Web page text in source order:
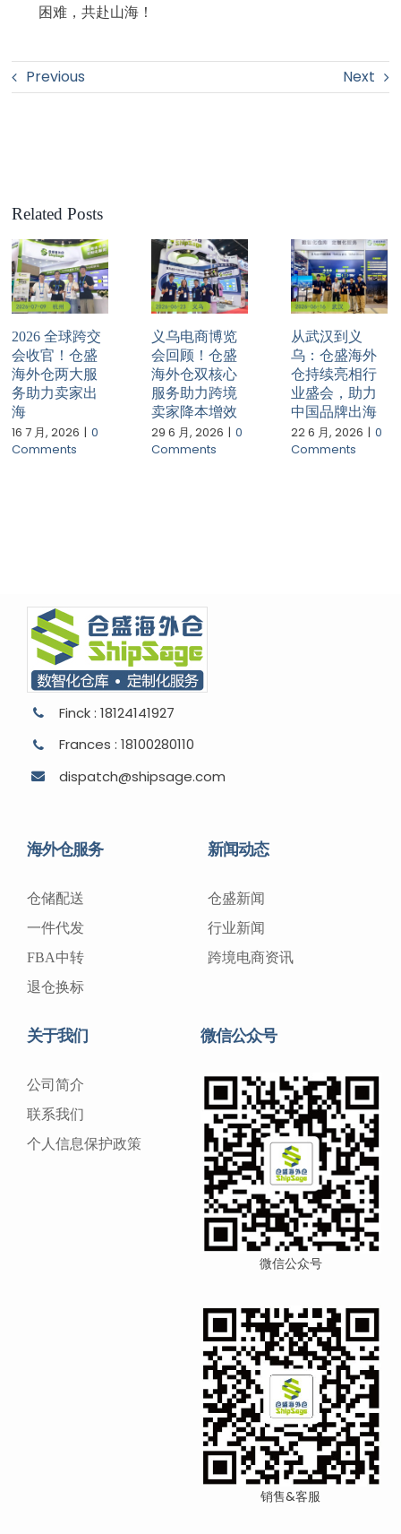
困难，共赴山海！
Previous Next
Related Posts
2026 全球跨交
会收官！仓盛
海外仓两大服
务助力卖家出
海
16 7 月, 2026 | 0
Comments
义乌电商博览
会回顾！仓盛
海外仓双核心
服务助力跨境
卖家降本增效
29 6 月, 2026 | 0
Comments
从武汉到义
乌：仓盛海外
仓持续亮相行
业盛会，助力
中国品牌出海
22 6 月, 2026 | 0
Comments
Finck : 18124141927
Frances : 18100280110
dispatch@shipsage.com
海外仓服务
仓储配送
一件代发
FBA中转
退仓换标
新闻动态
仓盛新闻
行业新闻
跨境电商资讯
关于我们
公司简介
联系我们
个人信息保护政策
微信公众号
微信公众号
销售&客服